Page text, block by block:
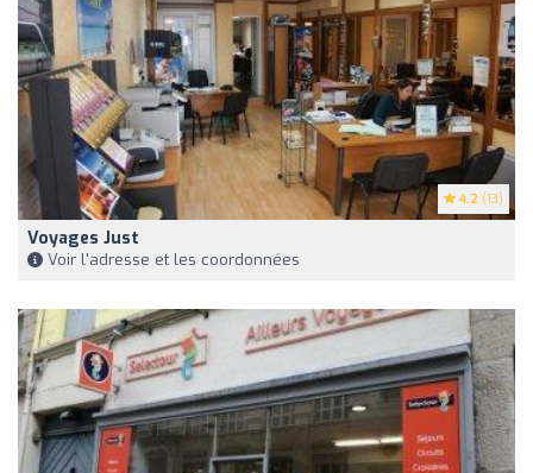
4.2 (13)
Voyages Just
Voir l'adresse et les coordonnées